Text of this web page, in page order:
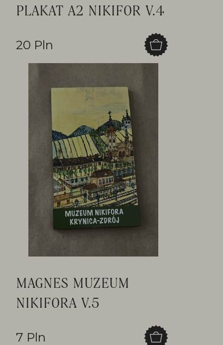
PLAKAT A2 NIKIFOR V.4
20 Pln
MAGNES MUZEUM
NIKIFORA V.5
7 Pln